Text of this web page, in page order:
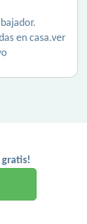
en casa.ver
gratis!